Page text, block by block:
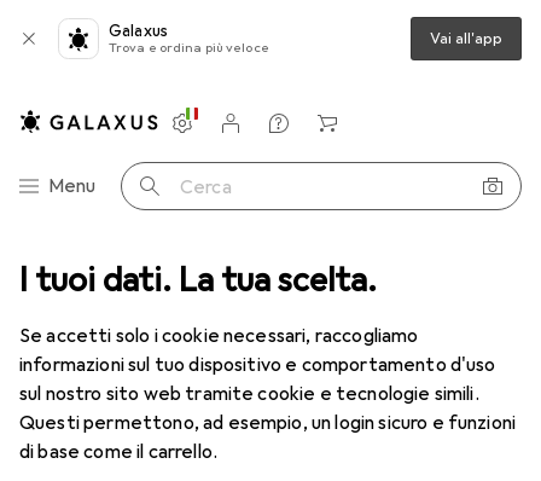
I tuoi dati. La tua scelta.
Se accetti solo i cookie necessari, raccogliamo
informazioni sul tuo dispositivo e comportamento d'uso
sul nostro sito web tramite cookie e tecnologie simili.
Questi permettono, ad esempio, un login sicuro e funzioni
di base come il carrello.
Galaxus
Trova e ordina più veloce Vai all'app
Categoria Navigazione
Menu Cerca
Impostazioni
Conto cliente
Liste di confronto
Liste dei desideri
Carrello
Tutte le categorie Sport Outdoor
Outdoor
ScopriForum